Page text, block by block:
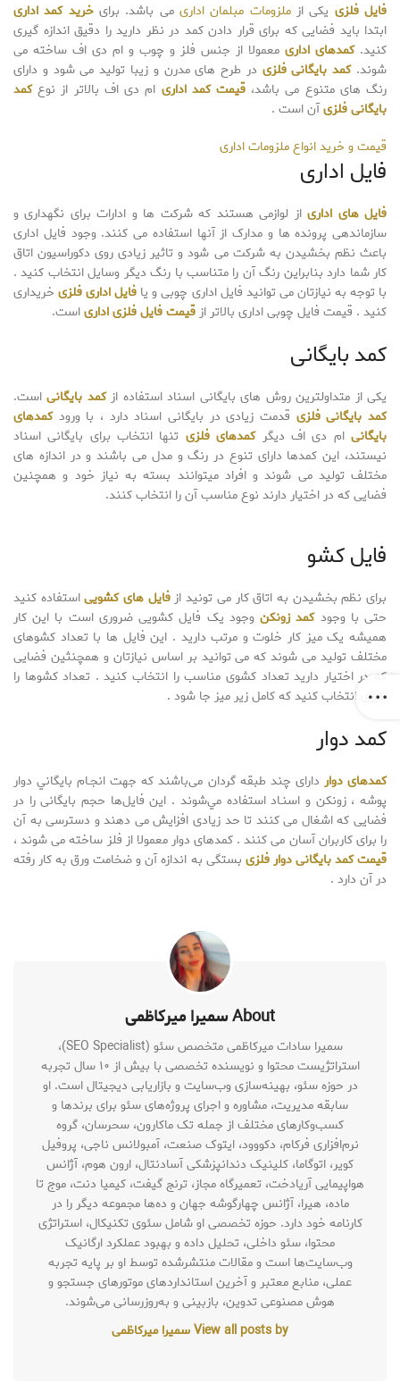
فایل فلزی یکی ازملزومات مبلمان اداریمی باشد. برایخرید کمد اداری
ابتدا باید فضایی که برای قرار دادن کمد در نظر دارید را دقیق اندازه گیری
کنید.کمدهای اداری معمولا از جنس فلز و چوب و ام دی اف ساخته می
شوند. کمد بایگانی فلزی در طرح های مدرن و زیبا تولید می شود و دارای
رنگ های متنوع می باشد،قیمت کمد اداری ام دی اف بالاتر از نوعکمد
بایگانی فلزیآن است .
قیمت و خرید انواع ملزومات اداری
فایل اداری
فایل های اداریاز لوازمی هستند که شرکت ها و ادارات برای نگهداری و
سازماندهی پرونده ها و مدارک از آنها استفاده می کنند. وجود فایل اداری
باعث نظم بخشیدن به شرکت می شود و تاثیر زیادی روی دکوراسیون اتاق
کار شما دارد بنابراین رنگ آن را متناسب با رنگ دیگر وسایل انتخاب کنید .
با توجه به نیازتان می توانید فایل اداری چوبی و یا فایل اداری فلزیخریداری
کنید . قیمت فایل چوبی اداری بالاتر ازقیمت فایل فلزی اداریاست.
کمد بایگانی
یکی از متداولترین روش های بایگانی اسناد استفاده ازکمد بایگانیاست.
کمد بایگانی فلزی قدمت زیادی در بایگانی اسناد دارد ، با ورود کمدهای
بایگانیام دی اف دیگر کمدهای فلزی تنها انتخاب برای بایگانی اسناد
نیستند، این کمدها دارای تنوع در رنگ و مدل می باشند و در اندازه های
مختلف تولید می شوند و افراد میتوانند بسته به نیاز خود و همچنین
فضایی که در اختیار دارند نوع مناسب آن را انتخاب کنند.
فایل کشو
برای نظم بخشیدن به اتاق کار می تونید ازفایل های کشوییاستفاده کنید
حتی با وجود کمد زونکنوجود یک فایل کشویی ضروری است با این کار
همیشه یک میز کار خلوت و مرتب دارید . این فایل ها با تعداد کشوهای
مختلف تولید می شوند که می توانید بر اساس نیازتان و همچنثین فضایی
که در اختیار دارید تعداد کشوی مناسب را انتخاب کنید . تعداد کشوها را
طوری انتخاب کنید که کامل زیر میز جا شود .
کمد دوار
کمدهای دوار دارای چند طبقه گردان می‌باشند که جهت انجـام بايگاني دوار
پوشه ، زونکن و اسنـاد استفاده مي‌شوند . این فایل‌ها حجم بایگانی را در
فضایی که اشغال می کنند تا حد زیادی افزایش می دهند و دسترسی به آن
را برای کاربران آسان می کنند . کمدهای دوار معمولا از فلز ساخته می شوند ،
قیمت کمد بایگانی دوار فلزی بستگی به اندازه آن و ضخامت ورق به کار رفته
در آن دارد .
About سمیرا میرکاظمی
سمیرا سادات میرکاظمی متخصص سئو (SEO Specialist)،
استراتژیست محتوا و نویسنده تخصصی با بیش از ۱۰ سال تجربه
در حوزه سئو، بهینه‌سازی وب‌سایت و بازاریابی دیجیتال است. او
سابقه مدیریت، مشاوره و اجرای پروژه‌های سئو برای برندها و
کسب‌وکارهای مختلف از جمله تک ماکارون، سحرسان، گروه
نرم‌افزاری فرکام، دکووود، ایتوک صنعت، آمبولانس ناجی، پروفیل
کویر، اتوگاما، کلینیک دندانپزشکی آسادنتال، ارون هوم، آژانس
هواپیمایی آریادخت، تعمیرگاه مجاز، ترنج گیفت، کیمیا دنت، موج تا
ماده، هیرا، آژانس چهارگوشه جهان و ده‌ها مجموعه دیگر را در
کارنامه خود دارد. حوزه تخصصی او شامل سئوی تکنیکال، استراتژی
محتوا، سئو داخلی، تحلیل داده و بهبود عملکرد ارگانیک
وب‌سایت‌ها است و مقالات منتشرشده توسط او بر پایه تجربه
عملی، منابع معتبر و آخرین استانداردهای موتورهای جستجو و
هوش مصنوعی تدوین، بازبینی و به‌روزرسانی می‌شوند.
View all posts by سمیرا میرکاظمی